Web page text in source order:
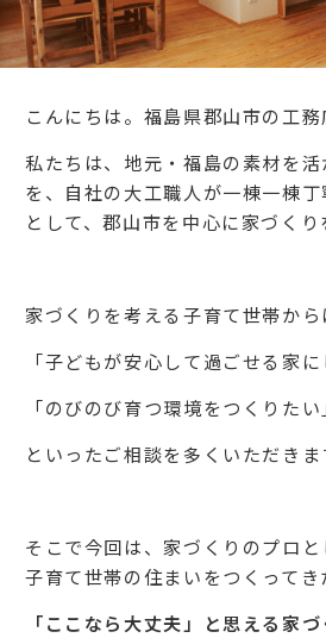
こんにちは。福島県郡山市の工務
私たちは、地元・福島の素材を活
を、自社の大工職人が一棟一棟
として、郡山市を中心に家づくり
家づくりを考える子育て世帯から
「子どもが安心して過ごせる家に
「のびのび育つ環境をつくりたい
といったご相談を多くいただきま
そこで今回は、家づくりのプロ
子育て世帯の住まいをつくってき
「ここなら大丈夫」と思える家